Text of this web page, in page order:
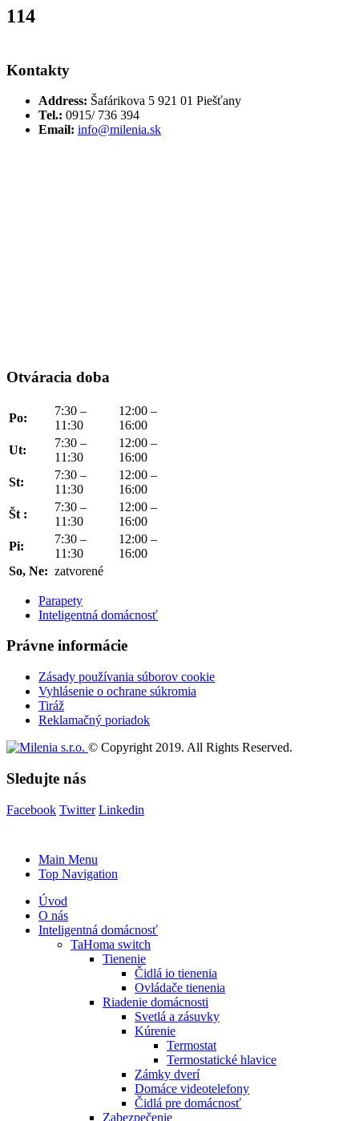
114
Kontakty
Address: Šafárikova 5 921 01 Piešťany
Tel.: 0915/ 736 394
Email: info@milenia.sk
Otváracia doba
Po:
7:30 –
11:30
12:00 –
16:00
Ut:
7:30 –
11:30
12:00 –
16:00
St:
7:30 –
11:30
12:00 –
16:00
Št :
7:30 –
11:30
12:00 –
16:00
Pi:
7:30 –
11:30
12:00 –
16:00
So, Ne: zatvorené
Parapety
Inteligentná domácnosť
Právne informácie
Zásady používania súborov cookie
Vyhlásenie o ochrane súkromia
Tiráž
Reklamačný poriadok
© Copyright 2019. All Rights Reserved.
Sledujte nás
Facebook Twitter Linkedin
Main Menu
Top Navigation
Úvod
O nás
Inteligentná domácnosť
TaHoma switch
Tienenie
Čidlá io tienenia
Ovládače tienenia
Riadenie domácnosti
Svetlá a zásuvky
Kúrenie
Termostat
Termostatické hlavice
Zámky dverí
Domáce videotelefony
Čidlá pre domácnosť
Zabezpečenie